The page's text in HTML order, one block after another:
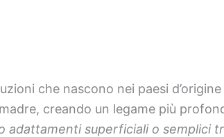
che nascono nei paesi
creando un legame più
adattamenti superficiali o semplici